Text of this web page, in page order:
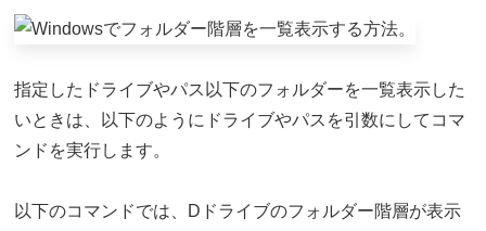
指定したドライブやパス以下のフォルダーを一覧表示した
いときは、以下のようにドライブやパスを引数にしてコマ
ンドを実行します。
以下のコマンドでは、Dドライブのフォルダー階層が表示